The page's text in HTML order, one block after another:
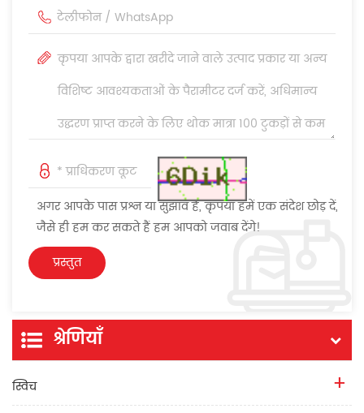
अगर आपके पास प्रश्न या सुझाव हैं, कृपया हमें एक संदेश छोड़ दें,
जैसे ही हम कर सकते हैं हम आपको जवाब देंगे!
श्रेणियाँ
स्विच